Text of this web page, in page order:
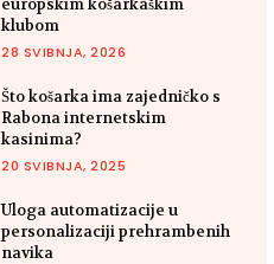
klubom
28 SVIBNJA, 2026
Što košarka ima zajedničko s
Rabona internetskim
kasinima?
20 SVIBNJA, 2025
Uloga automatizacije u
personalizaciji prehrambenih
navika